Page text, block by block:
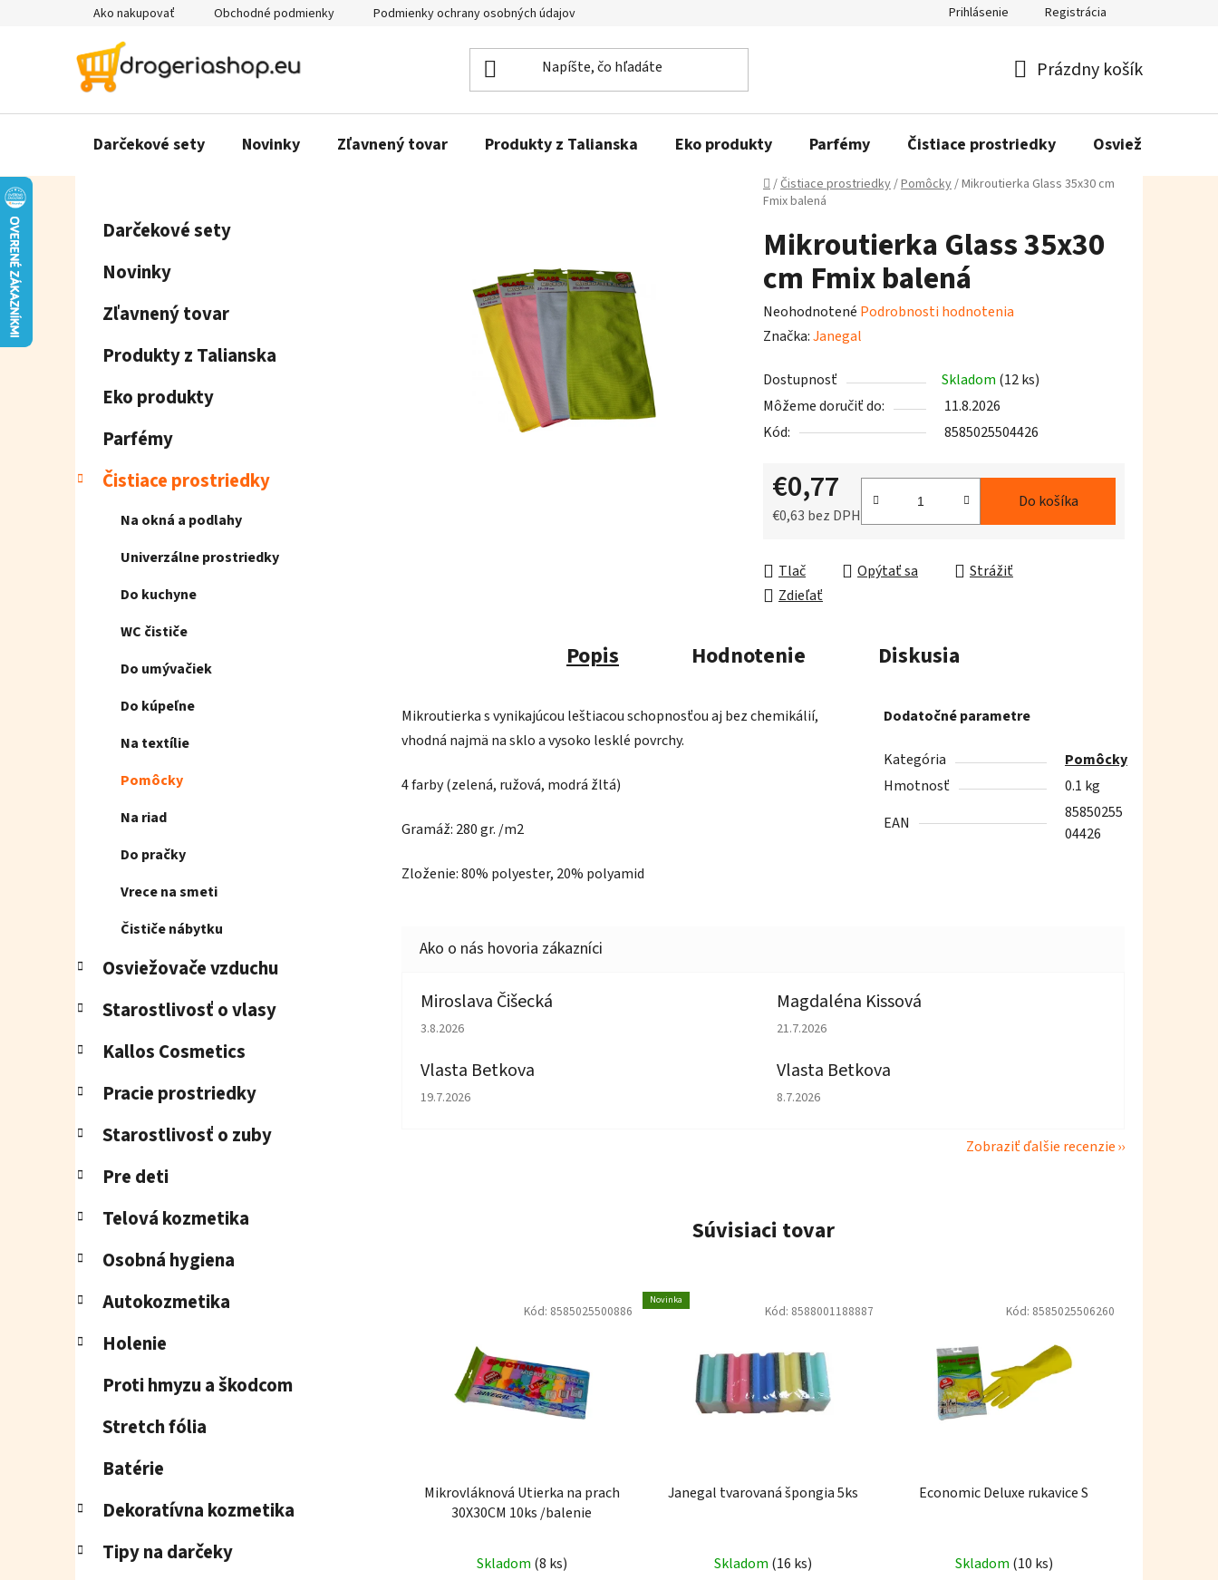
Ako nakupovať Obchodné podmienky Podmienky ochrany osobných údajov Prihlásenie Registrácia
košík
Prázdny košík
Darčekové sety Novinky Zľavnený tovar Produkty z Talianska Eko produkty Parfémy Čistiace prostriedky Osviežovače
Domov
/Čistiace prostriedky/Pomôcky/Mikroutierka Glass 35x30 cm
Fmix balená
Preskočiť
kategórie
Darčekové sety
Novinky
Zľavnený tovar
Produkty z Talianska
Eko produkty
Parfémy
Čistiace prostriedky
Na okná a podlahy
Univerzálne prostriedky
Do kuchyne
WC čističe
Do umývačiek
Do kúpeľne
Na textílie
Pomôcky
Na riad
Do pračky
Vrece na smeti
Čističe nábytku
Osviežovače vzduchu
Starostlivosť o vlasy
Kallos Cosmetics
Pracie prostriedky
Starostlivosť o zuby
Pre deti
Telová kozmetika
Osobná hygiena
Autokozmetika
Holenie
Proti hmyzu a škodcom
Stretch fólia
Batérie
Dekoratívna kozmetika
Tipy na darčeky
Mikroutierka Glass 35x30
cm Fmix balená
Priemerné
hodnotenie
je
0,0
z
hviezdičiek.
Neohodnotené Podrobnosti hodnotenia
Značka:Janegal
Dostupnosť Skladom (12 ks)
Môžeme doručiť do:
11.8.2026
Kód:
8585025504426
€0,77
€0,63 bez DPH
Do košíka
Tlač Opýtať sa
Strážiť
Zdieľať
Popis Hodnotenie Diskusia
Mikroutierka s vynikajúcou leštiacou schopnosťou aj bez chemikálií,
vhodná najmä na sklo a vysoko lesklé povrchy.
4 farby (zelená, ružová, modrá žltá)
Gramáž: 280 gr. /m2
Zloženie: 80% polyester, 20% polyamid
Dodatočné parametre
Kategória
Pomôcky
Hmotnosť
0.1 kg
EAN
85850255
04426
Miroslava Čišecká
Hodnotenie obchodu je 1 z 5 hviezdičiek.
3.8.2026
Magdaléna Kissová
Hodnotenie obchodu je 5 z 5 hviezdičiek.
21.7.2026
Vlasta Betkova
Hodnotenie obchodu je 5 z 5 hviezdičiek.
19.7.2026
Vlasta Betkova
Hodnotenie obchodu je 4 z 5 hviezdičiek.
8.7.2026
Zobraziť ďalšie recenzie
Súvisiaci tovar
Mikrovláknová Utierka na prach
30X30CM 10ks /balenie
Skladom (8 ks)
Kód: 8585025500886
Novinka
Janegal tvarovaná špongia 5ks
Skladom (16 ks)
Kód: 8588001188887
Economic Deluxe rukavice S
Skladom (10 ks)
Kód: 8585025506260